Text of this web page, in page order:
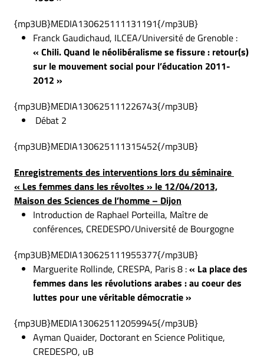
{mp3UB}MEDIA130625111131191{/mp3UB}
Franck Gaudichaud, ILCEA/Université de Grenoble :
« Chili. Quand le néolibéralisme se fissure : retour(s)
sur le mouvement social pour l’éducation 2011-
2012 »
{mp3UB}MEDIA130625111226743{/mp3UB}
Débat 2
{mp3UB}MEDIA130625111315452{/mp3UB}
Enregistrements des interventions lors du séminaire
« Les femmes dans les révoltes » le 12/04/2013,
Maison des Sciences de l’homme – Dijon
Introduction de Raphael Porteilla, Maître de
conférences, CREDESPO/Université de Bourgogne
{mp3UB}MEDIA130625111955377{/mp3UB}
Marguerite Rollinde, CRESPA, Paris 8 :« La place des
femmes dans les révolutions arabes : au coeur des
luttes pour une véritable démocratie »
{mp3UB}MEDIA130625112059945{/mp3UB}
Ayman Quaider, Doctorant en Science Politique,
CREDESPO, uB